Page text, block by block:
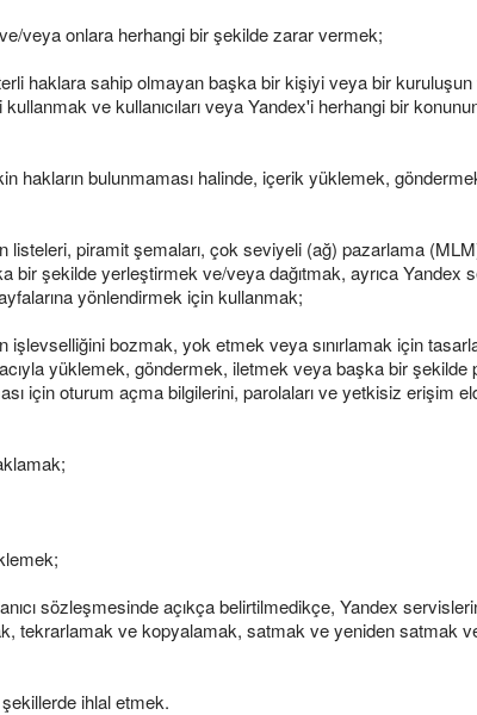
veya onlara herhangi bir şekilde zarar vermek;
haklara sahip olmayan başka bir kişiyi veya bir
ve kullanıcıları veya Yandex'i herhangi bir
bulunmaması halinde, içerik yüklemek,
piramit şemaları, çok seviyeli (ağ) pazarlama
şekilde yerleştirmek ve/veya dağıtmak, ayrıca Yandex
yönlendirmek için kullanmak;
bozmak, yok etmek veya sınırlamak için
yüklemek, göndermek, iletmek veya başka bir şekilde
için oturum açma bilgilerini, parolaları ve yetkisiz erişim
sözleşmesinde açıkça belirtilmedikçe, Yandex
tekrarlamak ve kopyalamak, satmak ve yeniden satmak
ihlal etmek.